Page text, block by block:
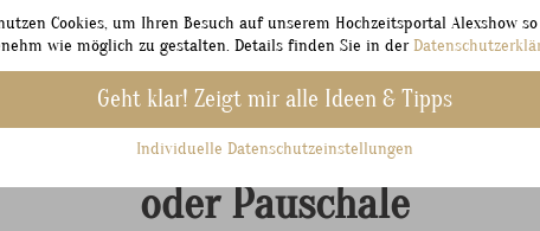
Wochentage sind bei vielen Anbietern günstiger.
Küche vor Ort nutzbar ist, wie weit angeliefert werden muss und ob im
ein.
verstehen: pro
oder Pauschale
Cookies, um Ihren Besuch auf unserem Hochzeitsportal Alexshow so
wie möglich zu gestalten. Details finden Sie in der
Geht klar! Zeigt mir alle Ideen & Tipps
Individuelle Datenschutzeinstellungen